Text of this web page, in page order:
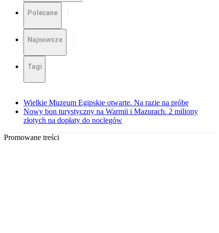
Polecane
Najnowsze
Tagi
Wielkie Muzeum Egipskie otwarte. Na razie na próbę
Nowy bon turystyczny na Warmii i Mazurach. 2 miliony
złotych na dopłaty do noclegów
Promowane treści